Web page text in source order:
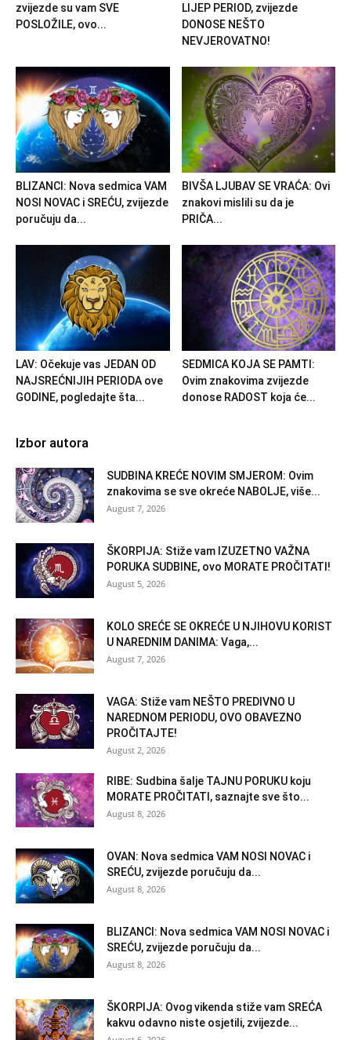
zvijezde su vam SVE
POSLOŽILE, ovo...
LIJEP PERIOD, zvijezde
DONOSE NEŠTO
NEVJEROVATNO!
BLIZANCI: Nova sedmica VAM
NOSI NOVAC i SREĆU, zvijezde
poručuju da...
BIVŠA LJUBAV SE VRAĆA: Ovi
znakovi mislili su da je
PRIČA...
LAV: Očekuje vas JEDAN OD
NAJSREĆNIJIH PERIODA ove
GODINE, pogledajte šta...
SEDMICA KOJA SE PAMTI:
Ovim znakovima zvijezde
donose RADOST koja će...
Izbor autora
SUDBINA KREĆE NOVIM SMJEROM: Ovim
znakovima se sve okreće NABOLJE, više...
August 7, 2026
ŠKORPIJA: Stiže vam IZUZETNO VAŽNA
PORUKA SUDBINE, ovo MORATE PROČITATI!
August 5, 2026
KOLO SREĆE SE OKREĆE U NJIHOVU KORIST
U NAREDNIM DANIMA: Vaga,...
August 7, 2026
VAGA: Stiže vam NEŠTO PREDIVNO U
NAREDNOM PERIODU, OVO OBAVEZNO
PROČITAJTE!
August 2, 2026
RIBE: Sudbina šalje TAJNU PORUKU koju
MORATE PROČITATI, saznajte sve što...
August 8, 2026
OVAN: Nova sedmica VAM NOSI NOVAC i
SREĆU, zvijezde poručuju da...
August 8, 2026
BLIZANCI: Nova sedmica VAM NOSI NOVAC i
SREĆU, zvijezde poručuju da...
August 8, 2026
ŠKORPIJA: Ovog vikenda stiže vam SREĆA
kakvu odavno niste osjetili, zvijezde...